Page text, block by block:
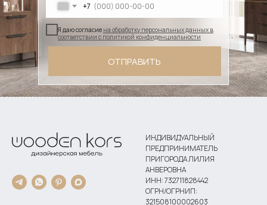
+7
Я даю согласие на обработку персональных данных в
соответствии с политикой конфиденциальности
ОТПРАВИТЬ
ИНДИВИДУАЛЬНЫЙ
ПРЕДПРИНИМАТЕЛЬ
ПРИГОРОДА ЛИЛИЯ
АНВЕРОВНА
ИНН: 732711828442
ОГРН/ОГРНИП:
321508100002603